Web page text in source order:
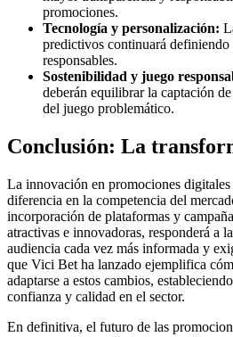
promociones.
Tecnología y personalización:
predictivos continuará definiendo
responsables.
Sostenibilidad y juego
deberán equilibrar la captación
del juego problemático.
Conclusión: La
La innovación en promociones digitales
diferencia en la competencia del
incorporación de plataformas y
atractivas e innovadoras, responderá a
audiencia cada vez más informada y
que Vici Bet ha lanzado ejemplifica
adaptarse a estos cambios,
confianza y calidad en el sector.
En definitiva, el futuro de las